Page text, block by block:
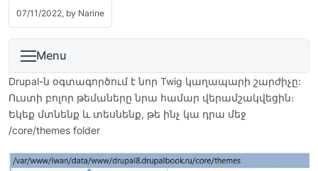
07/11/2022, by Narine
Menu
Drupal-ն օգտագործում է նոր Twig կաղապարի շարժիչը:
Ուստի բոլոր թեմաները նրա համար վերամշակվեցին։
Եկեք մտնենք և տեսնենք, թե ինչ կա դրա մեջ
/core/themes folder